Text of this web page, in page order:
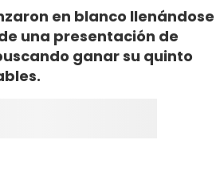
en blanco llenándose
una presentación de
ganar su quinto